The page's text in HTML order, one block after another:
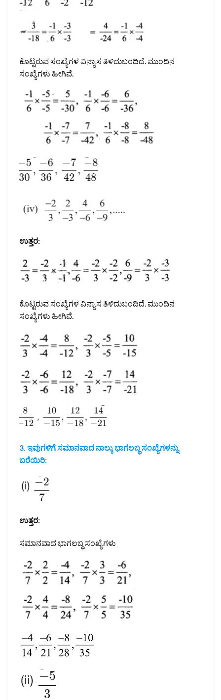
ಕೊಟ್ಟರುವ ಸಂಖ್ಯೆಗಳ ವಿನ್ಯಾಸ ತಿಳಿದುಬಂದಿದೆ. ಮುಂದಿನ
ಸಂಖ್ಯೆಗಳು ಹೀಗಿವೆ.
ಉತ್ತರ:
ಕೊಟ್ಟರುವ ಸಂಖ್ಯೆಗಳ ವಿನ್ಯಾಸ ತಿಳಿದುಬಂದಿದೆ. ಮುಂದಿನ
ಸಂಖ್ಯೆಗಳು ಹೀಗಿವೆ.
3. ಇವುಗಳಿಗೆ ಸಮಾನವಾದ ನಾಲ್ಕು ಭಾಗಲಬ್ಧ ಸಂಖ್ಯೆಗಳನ್ನು
ಬರೆಯಿರಿ:
ಉತ್ತರ:
ಸಮಾನವಾದ ಭಾಗಲಬ್ಧ ಸಂಖ್ಯೆಗಳು